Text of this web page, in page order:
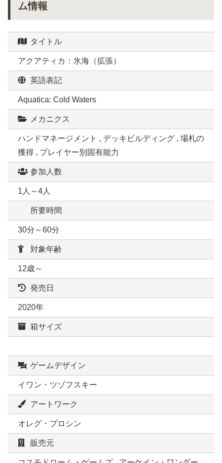
ム情報
タイトル
アクアティカ：氷海（拡張）
英語表記
Aquatica: Cold Waters
メカニクス
ハンドマネージメント , デッキビルディング , 場札の
獲得 , プレイヤー別固有能力
参加人数
1人～4人
所要時間
30分～60分
対象年齢
12歳～
発売日
2020年
箱サイズ
ゲームデザイン
イワン・ツゾフスキー
アートワーク
オレグ・プロシン
販売元